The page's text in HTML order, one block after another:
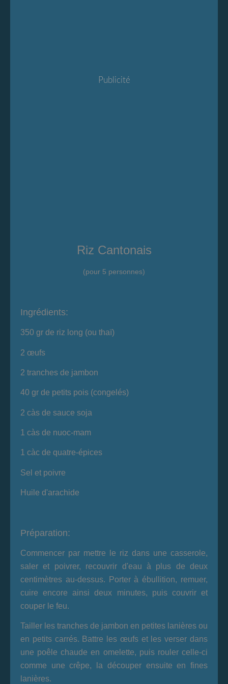
Publicité
Riz Cantonais
(pour 5 personnes)
Ingrédients:
350 gr de riz long (ou thaï)
2 œufs
2 tranches de jambon
40 gr de petits pois (congelés)
2 càs de sauce soja
1 càs de nuoc-mam
1 càc de quatre-épices
Sel et poivre
Huile d'arachide
Préparation:
Commencer par mettre le riz dans une casserole,
saler et poivrer, recouvrir d'eau à plus de deux
centimètres au-dessus. Porter à ébullition, remuer,
cuire encore ainsi deux minutes, puis couvrir et
couper le feu.
Tailler les tranches de jambon en petites lanières ou
en petits carrés. Battre les œufs et les verser dans
une poêle chaude en omelette, puis rouler celle-ci
comme une crêpe, la découper ensuite en fines
lanières.